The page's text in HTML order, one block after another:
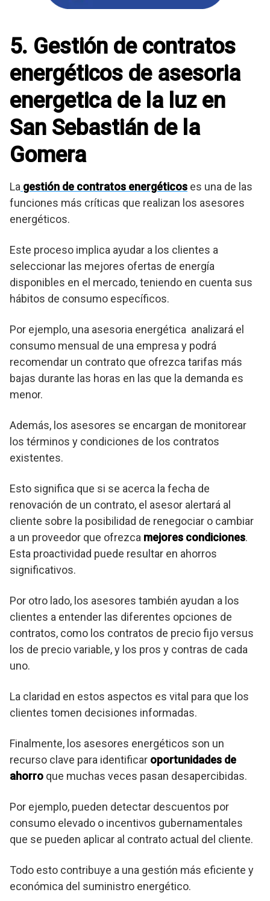
5. Gestión de contratos
energéticos de asesoria
energetica de la luz en
San Sebastián de la
Gomera
La gestión de contratos energéticos es una de las
funciones más críticas que realizan los asesores
energéticos.
Este proceso implica ayudar a los clientes a
seleccionar las mejores ofertas de energía
disponibles en el mercado, teniendo en cuenta sus
hábitos de consumo específicos.
Por ejemplo, una asesoria energética analizará el
consumo mensual de una empresa y podrá
recomendar un contrato que ofrezca tarifas más
bajas durante las horas en las que la demanda es
menor.
Además, los asesores se encargan de monitorear
los términos y condiciones de los contratos
existentes.
Esto significa que si se acerca la fecha de
renovación de un contrato, el asesor alertará al
cliente sobre la posibilidad de renegociar o cambiar
a un proveedor que ofrezca mejores condiciones.
Esta proactividad puede resultar en ahorros
significativos.
Por otro lado, los asesores también ayudan a los
clientes a entender las diferentes opciones de
contratos, como los contratos de precio fijo versus
los de precio variable, y los pros y contras de cada
uno.
La claridad en estos aspectos es vital para que los
clientes tomen decisiones informadas.
Finalmente, los asesores energéticos son un
recurso clave para identificar oportunidades de
ahorro que muchas veces pasan desapercibidas.
Por ejemplo, pueden detectar descuentos por
consumo elevado o incentivos gubernamentales
que se pueden aplicar al contrato actual del cliente.
Todo esto contribuye a una gestión más eficiente y
económica del suministro energético.